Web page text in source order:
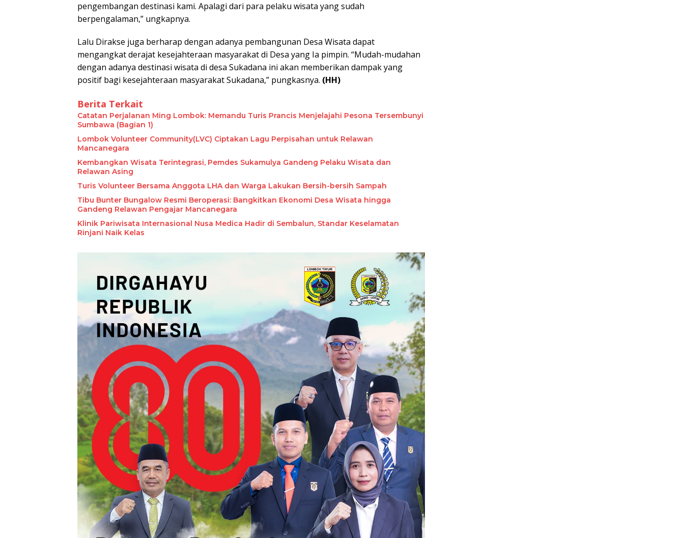
pengembangan destinasi kami. Apalagi dari para pelaku wisata yang sudah
berpengalaman,” ungkapnya.
Lalu Dirakse juga berharap dengan adanya pembangunan Desa Wisata dapat
mengangkat derajat kesejahteraan masyarakat di Desa yang Ia pimpin. “Mudah-mudahan
dengan adanya destinasi wisata di desa Sukadana ini akan memberikan dampak yang
positif bagi kesejahteraan masyarakat Sukadana,” pungkasnya. (HH)
Berita Terkait
​Catatan Perjalanan Ming Lombok: Memandu Turis Prancis Menjelajahi Pesona Tersembunyi
Sumbawa (Bagian 1)
Lombok Volunteer Community(LVC) Ciptakan Lagu Perpisahan untuk Relawan
Mancanegara
Kembangkan Wisata Terintegrasi, Pemdes Sukamulya Gandeng Pelaku Wisata dan
Relawan Asing
Turis Volunteer Bersama Anggota LHA dan Warga Lakukan Bersih-bersih Sampah
Tibu Bunter Bungalow Resmi Beroperasi: Bangkitkan Ekonomi Desa Wisata hingga
Gandeng Relawan Pengajar Mancanegara
Klinik Pariwisata Internasional Nusa Medica Hadir di Sembalun, Standar Keselamatan
Rinjani Naik Kelas